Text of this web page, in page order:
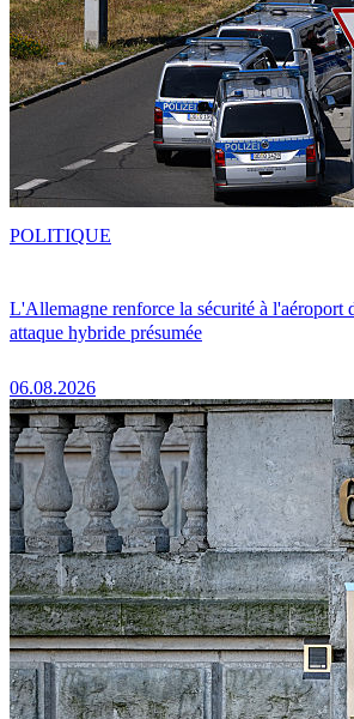
L'Allemagne renforce la sécurité à l'aéroport
attaque hybride présumée
06.08.2026
POLITIQUE